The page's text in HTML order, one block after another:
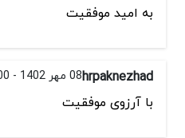
به امید موفقیت
hrpaknezhad08 مهر 1402 - 13:00
با آرزوی موفقیت